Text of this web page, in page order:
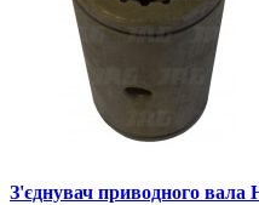
З'єднувач приводного вала